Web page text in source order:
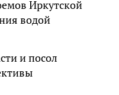
Иркутской
водой
и посол